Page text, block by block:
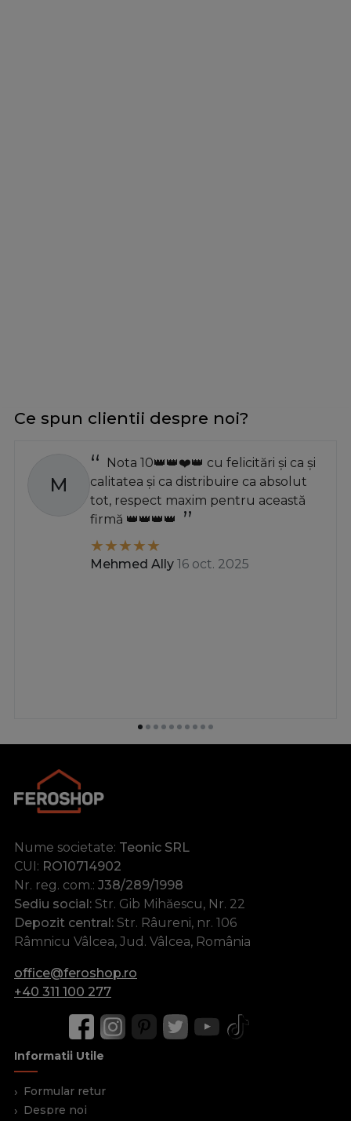
Ce spun clientii despre noi?
M
Nota 10👑👑❤️👑 cu felicitări și ca și
calitatea și ca distribuire ca absolut
tot, respect maxim pentru această
firmă 👑👑👑👑
Mehmed Ally 16 oct. 2025
Nume societate: Teonic SRL
CUI: RO10714902
Nr. reg. com.: J38/289/1998
Sediu social: Str. Gib Mihăescu, Nr. 22
Depozit central: Str. Râureni, nr. 106
Râmnicu Vâlcea, Jud. Vâlcea, România
office@feroshop.ro
+40 311 100 277
Informatii Utile
Formular retur
Despre noi